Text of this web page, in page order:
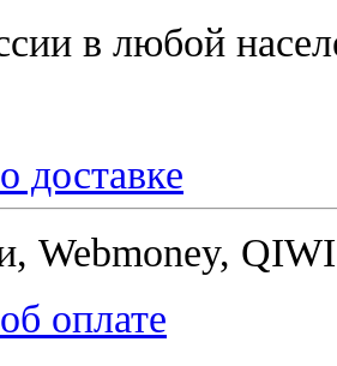
в любой
доставке
Webmoney,
оплате